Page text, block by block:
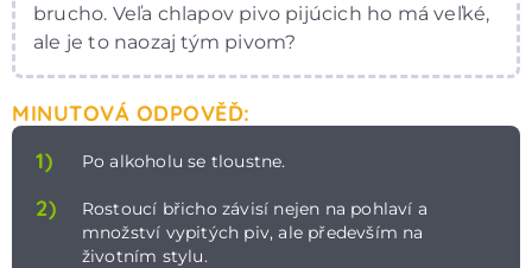
brucho. Veľa chlapov pivo pijúcich ho má veľké,
ale je to naozaj tým pivom?
MINUTOVÁ ODPOVĚĎ:
1)
Po alkoholu se tloustne.
2)
Rostoucí břicho závisí nejen na pohlaví a
množství vypitých piv, ale především na
životním stylu.